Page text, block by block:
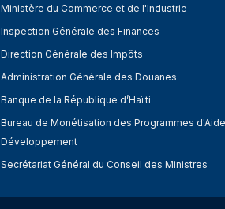
Ministère du Commerce et de l'Industrie
Inspection Générale des Finances
Direction Générale des Impôts
Administration Générale des Douanes
Banque de la République d’Haïti
Bureau de Monétisation des Programmes
Développement
Secrétariat Général du Conseil des Ministres